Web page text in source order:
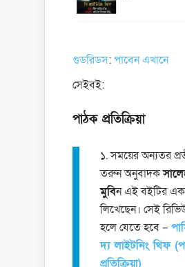
গুডরিডস:পাবেন এখানে
সেইবই:
পাঠক প্রতিক্রিয়া
১. সময়ের অন্যতর
তরুন অনুবাদক
মুবিন এই বইটির
লিখেছেন। সেই
হলে যেতে হবে –
দ্য লাইটনিং থিফ
প্রতিক্রিয়া)